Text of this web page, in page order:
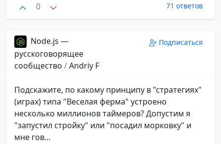
0 71 ответов
Node.js —
русскоговорящее
сообщество /Andriy F
Подписаться
Подскажите, по какому принципу в "стратегиях"
(играх) типа "Веселая ферма" устроено
несколько миллионов таймеров? Допустим я
"запустил стройку" или "посадил морковку" и
мне гов...